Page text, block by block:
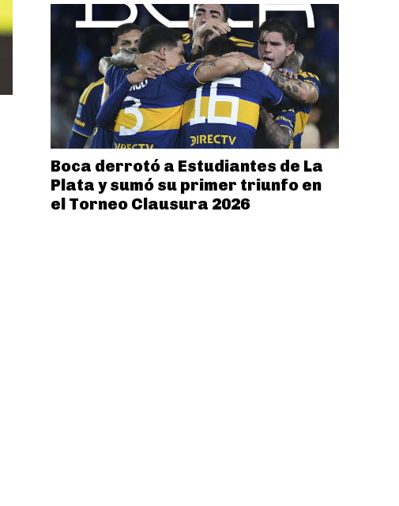
Boca derrotó a Estudiantes de La
Plata y sumó su primer triunfo en
el Torneo Clausura 2026